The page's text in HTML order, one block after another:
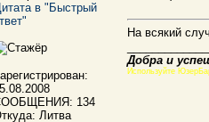
в "Быстрый
134
Литва
На всякий
Добра и
Используйте